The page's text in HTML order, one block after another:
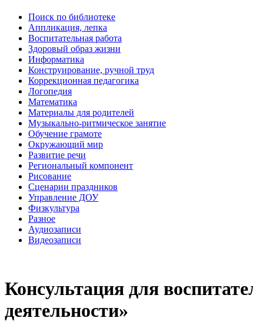
Поиск по библиотеке
Аппликация, лепка
Воспитательная работа
Здоровый образ жизни
Информатика
Конструирование, ручной труд
Коррекционная педагогика
Логопедия
Математика
Материалы для родителей
Музыкально-ритмическое занятие
Обучение грамоте
Окружающий мир
Развитие речи
Региональный компонент
Рисование
Сценарии праздников
Управление ДОУ
Физкультура
Разное
Аудиозаписи
Видеозаписи
Консультация для
деятельности»